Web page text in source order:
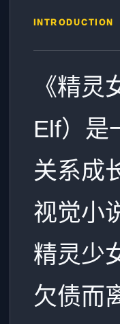
INTRODUCTION
《精灵
Elf）是
关系成
视觉小
精灵少
欠债而